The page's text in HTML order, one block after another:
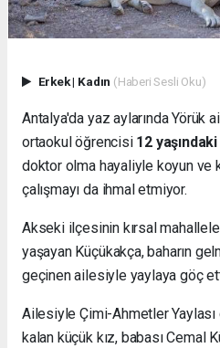
Erkek| Kadın (Haberi Sesli Oku)
Antalya'da yaz aylarında Yörük
ortaokul öğrencisi 12
doktor olma hayaliyle koyun ve
çalışmayı da ihmal etmiyor.
Akseki ilçesinin kırsal
yaşayan Küçükakça, baharın
geçinen ailesiyle yaylaya göç
Ailesiyle Çimi-Ahmetler
kalan küçük kız, babası Cemal